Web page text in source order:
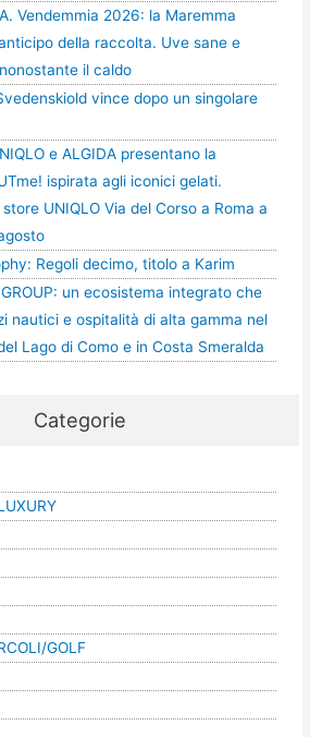
Vendemmia 2026: la Maremma
della raccolta. Uve sane e
il caldo
vince dopo un singolare
e ALGIDA presentano la
ispirata agli iconici gelati.
UNIQLO Via del Corso a Roma a
Regoli decimo, titolo a Karim
un ecosistema integrato che
nautici e ospitalità di alta gamma nel
Lago di Como e in Costa Smeralda
Categorie
GOLF